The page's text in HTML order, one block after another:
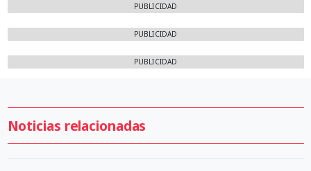
PUBLICIDAD
PUBLICIDAD
PUBLICIDAD
Noticias relacionadas